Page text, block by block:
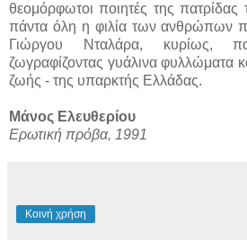
θεομόρφωτοι ποιητές της πατρίδας
πάντα όλη η φιλία των ανθρώπων
Γιώργου Νταλάρα, κυρίως,
ζωγραφίζοντας γυάλινα φυλλώματα
ζωής - της υπαρκτής Ελλάδας.
Μάνος Ελευθερίου
Ερωτική πρόβα, 1991
Κοινή χρήση